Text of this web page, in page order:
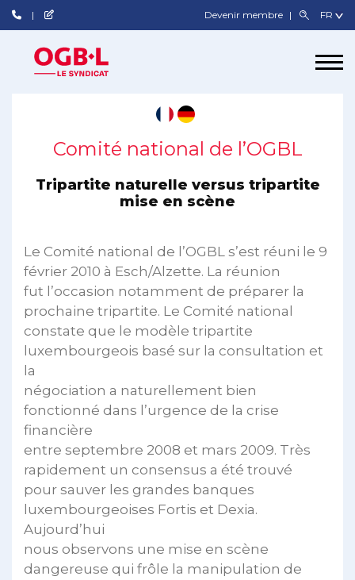
Devenir membre
Comité national de l’OGBL
Tripartite naturelle versus tripartite
mise en scène
Le Comité national de l’OGBL s’est réuni le 9
février 2010 à Esch/Alzette. La réunion
fut l’occasion notamment de préparer la
prochaine tripartite. Le Comité national
constate que le modèle tripartite
luxembourgeois basé sur la consultation et
la
négociation a naturellement bien
fonctionné dans l’urgence de la crise
financière
entre septembre 2008 et mars 2009. Très
rapidement un consensus a été trouvé
pour sauver les grandes banques
luxembourgeoises Fortis et Dexia.
Aujourd’hui
nous observons une mise en scène
dangereuse qui frôle la manipulation de